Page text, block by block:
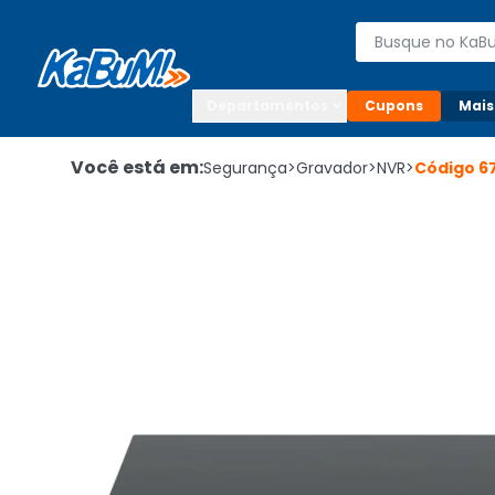
Buscar
Cupons
Você está em:Segurança>Gravador>NVR>Código